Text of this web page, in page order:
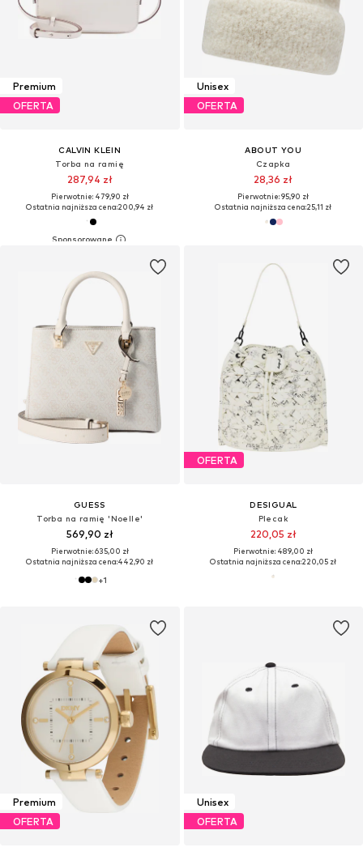
Premium
OFERTA
CALVIN KLEIN
Torba na ramię
287,94 zł
Pierwotnie: 479,90 zł
Ostatnia najniższa cena:200,94 zł
Unisex
OFERTA
ABOUT YOU
Czapka
28,36 zł
Pierwotnie: 95,90 zł
Ostatnia najniższa cena:25,11 zł
GUESS
Torba na ramię 'Noelle'
569,90 zł
Pierwotnie: 635,00 zł
Ostatnia najniższa cena:442,90 zł
+1
OFERTA
DESIGUAL
Plecak
220,05 zł
Pierwotnie: 489,00 zł
Ostatnia najniższa cena:220,05 zł
Premium
OFERTA
Unisex
OFERTA